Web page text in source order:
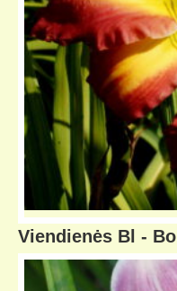
Viendienės Bl - Bo